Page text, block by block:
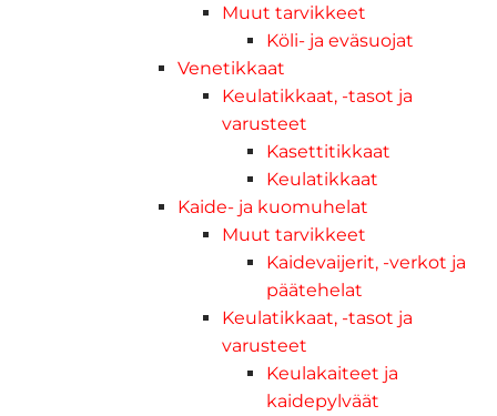
Muut tarvikkeet
Köli- ja eväsuojat
Venetikkaat
Keulatikkaat, -tasot ja
varusteet
Kasettitikkaat
Keulatikkaat
Kaide- ja kuomuhelat
Muut tarvikkeet
Kaidevaijerit, -verkot ja
päätehelat
Keulatikkaat, -tasot ja
varusteet
Keulakaiteet ja
kaidepylväät